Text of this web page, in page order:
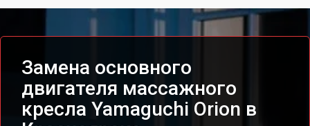
Замена основного
двигателя массажного
кресла Yamaguchi Orion в